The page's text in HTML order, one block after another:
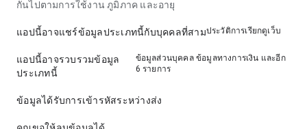
กันไปตามการใช้งาน ภูมิภาค และอายุ
แอปนี้อาจแชร์ข้อมูลประเภทนี้กับบุคคลที่สามประวัติการเรียกดูเว็บ
แอปนี้อาจรวบรวมข้อมูล
ประเภทนี้
ข้อมูลส่วนบุคคล ข้อมูลทางการเงิน และอีก
6 รายการ
ข้อมูลได้รับการเข้ารหัสระหว่างส่ง